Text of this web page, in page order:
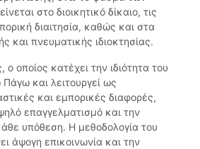
στο διοικητικό δίκαιο, τις
διαιτησία, καθώς και στα
και πνευματικής ιδιοκτησίας.
οποίος κατέχει την ιδιότητα του
και λειτουργεί ως
και εμπορικές διαφορές,
επαγγελματισμό και την
υπόθεση. Η μεθοδολογία του
άψογη επικοινωνία και την